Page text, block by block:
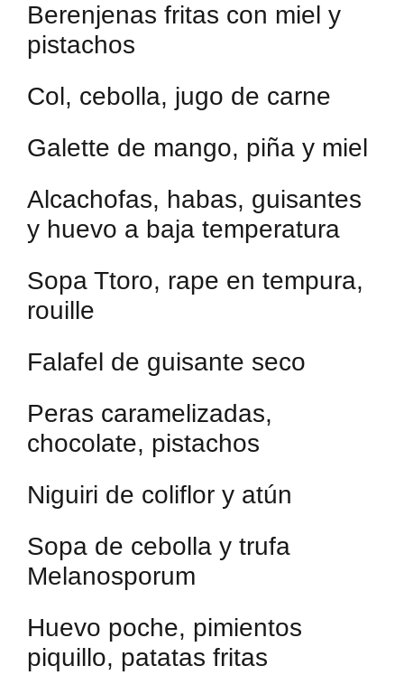
Berenjenas fritas con miel y
pistachos
Col, cebolla, jugo de carne
Galette de mango, piña y miel
Alcachofas, habas, guisantes
y huevo a baja temperatura
Sopa Ttoro, rape en tempura,
rouille
Falafel de guisante seco
Peras caramelizadas,
chocolate, pistachos
Niguiri de coliflor y atún
Sopa de cebolla y trufa
Melanosporum
Huevo poche, pimientos
piquillo, patatas fritas